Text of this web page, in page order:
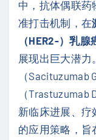
中，抗体偶联药
准打击机制，在
（HER2-）乳腺
展现出巨大潜
（
（
新临床进展、疗
的应用策略，旨